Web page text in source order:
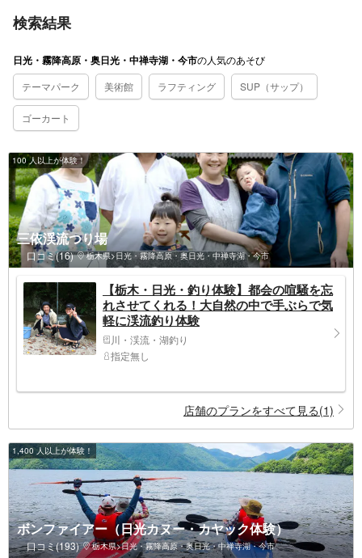
検索結果
日光・霧降高原・奥日光・中禅寺湖・今市の人気のあそび
テーマパーク
美術館 ラフティング SUP（サップ）
ゴーカート
100 人以上が体験！
三依渓流つり場
口コミ(16) 栃木県>日光・霧降高原・奥日光・中禅寺湖・今市
【栃木・日光・釣り体験】都会の喧騒を忘
れさせてくれる！大自然の中で手ぶらで気
軽に渓流釣り体験
川・渓流・湖釣り
指定無し
店舗のプランをすべて見る(1)
1,400 人以上が体験！
ボンファイアー（日光カヌー・カヤック体験）
口コミ(193) 栃木県>日光・霧降高原・奥日光・中禅寺湖・今市